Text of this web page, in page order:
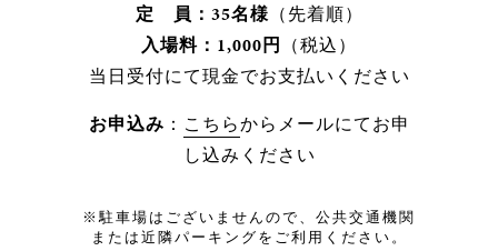
定 員：35名様（先着順）
入場料：1,000円 （税込）
当日受付にて現金でお支払いください
お申込み ： こちらからメールにてお申
し込みください
※駐車場はございませんので、公共交通機関
または近隣パーキングをご利用ください。